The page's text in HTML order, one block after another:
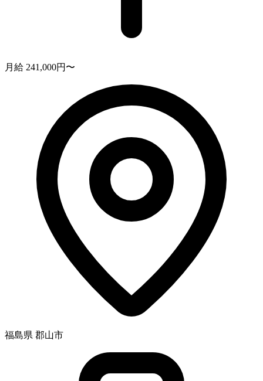
月給 241,000円〜
福島県 郡山市